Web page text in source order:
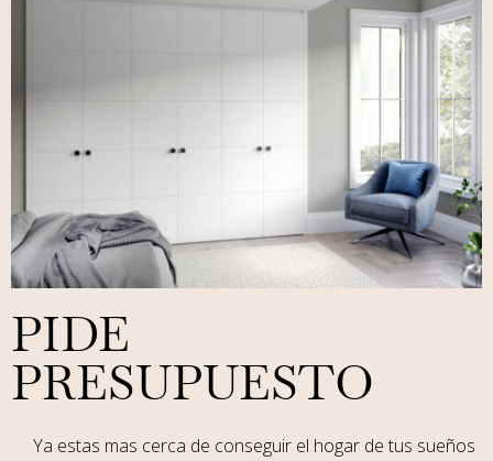
PIDE
PRESUPUESTO
Ya estas mas cerca de conseguir el hogar de tus sueños